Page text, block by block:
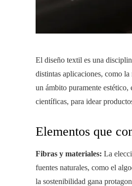
El diseño textil es una
distintas aplicaciones, como
un ámbito puramente
científicas, para idear
Elementos que
Fibras y materiales: La
fuentes naturales, como el
la sostenibilidad gana